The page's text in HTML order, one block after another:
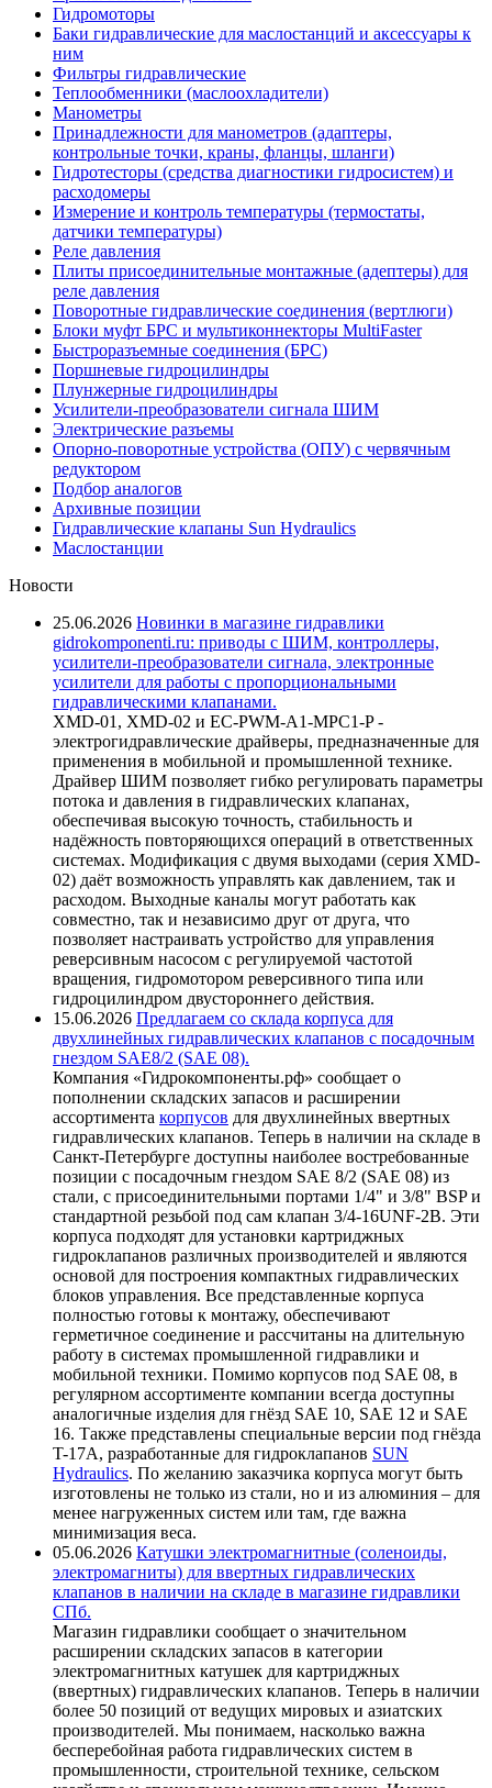
Гидромоторы
Баки гидравлические для маслостанций и аксессуары к
ним
Фильтры гидравлические
Теплообменники (маслоохладители)
Манометры
Принадлежности для манометров (адаптеры,
контрольные точки, краны, фланцы, шланги)
Гидротесторы (средства диагностики гидросистем) и
расходомеры
Измерение и контроль температуры (термостаты,
датчики температуры)
Реле давления
Плиты присоединительные монтажные (адептеры) для
реле давления
Поворотные гидравлические соединения (вертлюги)
Блоки муфт БРС и мультиконнекторы MultiFaster
Быстроразъемные соединения (БРС)
Поршневые гидроцилиндры
Плунжерные гидроцилиндры
Усилители-преобразователи сигнала ШИМ
Электрические разъемы
Опорно-поворотные устройства (ОПУ) с червячным
редуктором
Подбор аналогов
Архивные позиции
Гидравлические клапаны Sun Hydraulics
Маслостанции
Новости
25.06.2026 Новинки в магазине гидравлики
gidrokomponenti.ru: приводы с ШИМ, контроллеры,
усилители-преобразователи сигнала, электронные
усилители для работы с пропорциональными
гидравлическими клапанами.
XMD-01, XMD-02 и EC-PWM-A1-MPC1-P -
электрогидравлические драйверы, предназначенные для
применения в мобильной и промышленной технике.
Драйвер ШИМ позволяет гибко регулировать параметры
потока и давления в гидравлических клапанах,
обеспечивая высокую точность, стабильность и
надёжность повторяющихся операций в ответственных
системах. Модификация с двумя выходами (серия XMD-
02) даёт возможность управлять как давлением, так и
расходом. Выходные каналы могут работать как
совместно, так и независимо друг от друга, что
позволяет настраивать устройство для управления
реверсивным насосом с регулируемой частотой
вращения, гидромотором реверсивного типа или
гидроцилиндром двустороннего действия.
15.06.2026 Предлагаем со склада корпуса для
двухлинейных гидравлических клапанов с посадочным
гнездом SAE8/2 (SAE 08).
Компания «Гидрокомпоненты.рф» сообщает о
пополнении складских запасов и расширении
ассортимента корпусов для двухлинейных ввертных
гидравлических клапанов. Теперь в наличии на складе в
Санкт-Петербурге доступны наиболее востребованные
позиции с посадочным гнездом SAE 8/2 (SAE 08) из
стали, с присоединительными портами 1/4" и 3/8" BSP и
стандартной резьбой под сам клапан 3/4-16UNF-2B. Эти
корпуса подходят для установки картриджных
гидроклапанов различных производителей и являются
основой для построения компактных гидравлических
блоков управления. Все представленные корпуса
полностью готовы к монтажу, обеспечивают
герметичное соединение и рассчитаны на длительную
работу в системах промышленной гидравлики и
мобильной техники. Помимо корпусов под SAE 08, в
регулярном ассортименте компании всегда доступны
аналогичные изделия для гнёзд SAE 10, SAE 12 и SAE
16. Также представлены специальные версии под гнёзда
T-17A, разработанные для гидроклапанов SUN
Hydraulics. По желанию заказчика корпуса могут быть
изготовлены не только из стали, но и из алюминия – для
менее нагруженных систем или там, где важна
минимизация веса.
05.06.2026 Катушки электромагнитные (соленоиды,
электромагниты) для ввертных гидравлических
клапанов в наличии на складе в магазине гидравлики
СПб.
Магазин гидравлики сообщает о значительном
расширении складских запасов в категории
электромагнитных катушек для картриджных
(ввертных) гидравлических клапанов. Теперь в наличии
более 50 позиций от ведущих мировых и азиатских
производителей. Мы понимаем, насколько важна
бесперебойная работа гидравлических систем в
промышленности, строительной технике, сельском